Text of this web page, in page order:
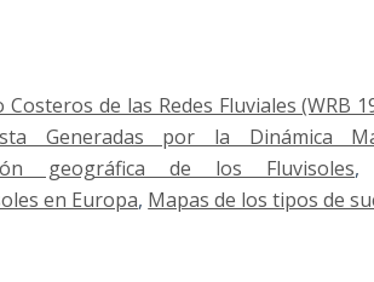
de las Redes Fluviales (WRB
Generadas por la Dinámica
geográfica de los Fluvisoles,
en Europa, Mapas de los tipos de